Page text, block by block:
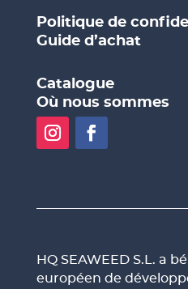
Politique de
Guide d’achat
Catalogue
Où nous sommes
HQ SEAWEED S.L. a
européen de